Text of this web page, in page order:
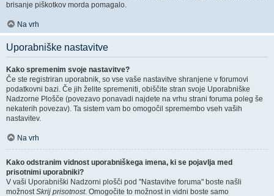
brisanje piškotkov morda pomagalo.
Na vrh
Uporabniške nastavitve
Kako spremenim svoje nastavitve?
Če ste registriran uporabnik, so vse vaše nastavitve shranjene v forumovi
podatkovni bazi. Če jih želite spremeniti, obiščite stran svoje Uporabniške
Nadzorne Plošče (povezavo ponavadi najdete na vrhu strani foruma poleg še
nekaterih povezav). Ta sistem vam bo omogočil spremembo vseh vaših
nastavitev.
Na vrh
Kako odstranim vidnost uporabniškega imena, ki se pojavlja med
prisotnimi uporabniki?
V vaši Uporabniški Nadzorni plošči pod "Nastavitve foruma" boste našli
možnostSkrij prisotnost. Omogočite to možnost in vidni boste samo